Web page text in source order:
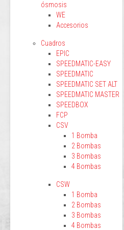
ósmosis
WE
Accesorios
Cuadros
EPIC
SPEEDMATIC-EASY
SPEEDMATIC
SPEEDMATIC SET ALT
SPEEDMATIC MASTER
SPEEDBOX
FCP
CSV
1 Bomba
2 Bombas
3 Bombas
4 Bombas
CSW
1 Bomba
2 Bombas
3 Bombas
4 Bombas